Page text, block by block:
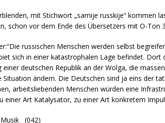
mit Stichwort „samije russkije“ kommen
schon vor dem Ende des Übersetzers mit O-Ton
russischen Menschen werden selbst
sich in einer katastrophalen Lage befindet. Dort
einer deutschen Republik an der Wolga, die
Situation ändern. Die Deutschen sind ja eins der
arbeitsliebenden Menschen würden eine
einer Art Katalysator, zu einer Art konkretem
(042)